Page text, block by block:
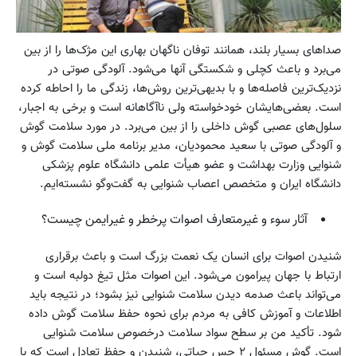
صداهای بسیار بلند، همانند توفان ناگهان بهاری این مژک‌ها را از بین
می‌برد و باعث کچلی و شکستگی آنها می‌شود. آلودگی صوتی در
نزدیک‌ترین فاصله‌ها و با بدیهی‌ترین روش‌ها، زندگی ما را احاطه کرده
است. بعضی‌هایشان خودخواسته ولی ناآگاهانه است و برخی به اجبار،
سلول‌های عصبی گوش داخلی را از بین می‌برد. در مورد سلامت گوش
و آلودگی صوتی با سعید محمودیان، مدیر برنامه ملی سلامت گوش و
شنوایی وزارت بهداشت و عضو هیأت علمی دانشگاه علوم پزشکی
دانشگاه ایران و متخصص اعصاب شنوایی به گفت‌وگو نشسته‌ایم.
آثار سوء و غیرمتعارف اصوات پرخطر و غیرایمن چیست؟
شنیدن اصوات برای انسان یک نعمت بزرگ است و باعث برقراری
ارتباط با جهان پیرامون می‌شود. این اصوات مثل تیغ دولبه است و
می‌تواند باعث صدمه دیدن سلامت شنوایی نیز بشود؛ در نتیجه باید
اطلاعات و آموزش کافی به مردم برای نحوه حفظ سلامت گوش داده
شود. تأکید من بر سطح سواد سلامت درخصوص سلامت شنوایی
است. گوش مسئول ۲ حس حیاتی، شنیدن و حفظ تعادل است که با